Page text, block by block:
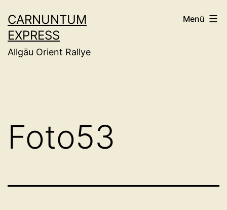
Inhalt
springen
CARNUNTUM
EXPRESS
Allgäu Orient Rallye
Menü
Foto53